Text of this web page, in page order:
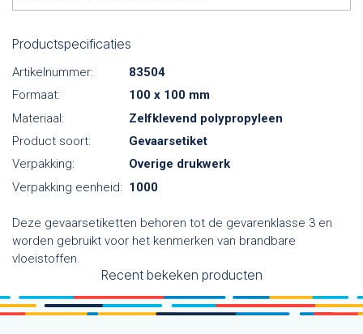
Productspecificaties
Artikelnummer:
83504
Formaat:
100 x 100 mm
Materiaal:
Zelfklevend polypropyleen
Product soort:
Gevaarsetiket
Verpakking:
Overige drukwerk
Verpakking eenheid: 1000
Deze gevaarsetiketten behoren tot de gevarenklasse 3 en
worden gebruikt voor het kenmerken van brandbare
vloeistoffen.
Recent bekeken producten